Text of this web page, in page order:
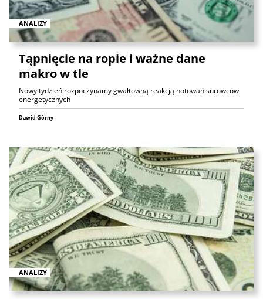
ANALIZY
Tąpnięcie na ropie i ważne dane
makro w tle
Nowy tydzień rozpoczynamy gwałtowną reakcją notowań surowców
energetycznych
Dawid Górny
ANALIZY